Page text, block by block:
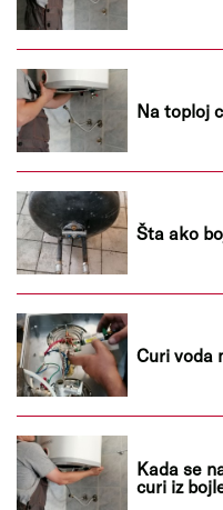
Na toploj
Šta ako
Curi voda
Kada se
curi iz